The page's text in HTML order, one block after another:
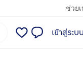
ช่วย
เข้าสู่ระบบ